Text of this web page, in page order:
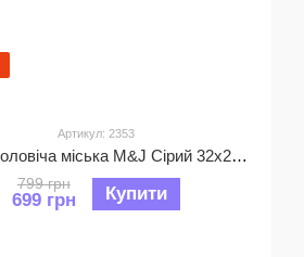
Артикул: 2353
Сумка чоловіча міська M&J Сірий 32х25х10 см (2353)
799 грн
699 грн Купити